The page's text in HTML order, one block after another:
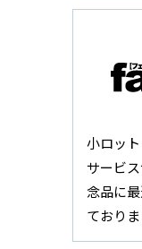
小ロッ
サービ
念品に
ておりま